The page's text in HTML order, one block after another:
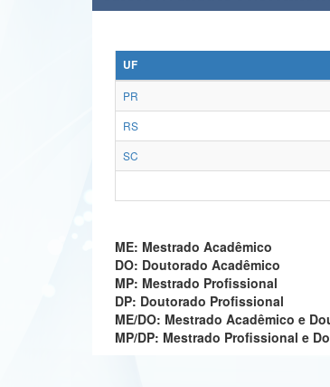
UF
PR
RS
SC
ME: Mestrado Acadêmico
DO: Doutorado Acadêmico
MP: Mestrado Profissional
DP: Doutorado Profissional
ME/DO: Mestrado Acadêmico e
MP/DP: Mestrado Profissional e